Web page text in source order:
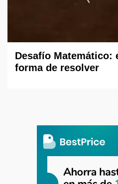
Desafío Matemático:
forma de resolver